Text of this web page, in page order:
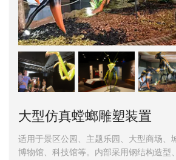
大型仿真螳螂雕塑装置
适用于景区公园、主题乐园、大型商场、
博物馆、科技馆等。内部采用钢结构造型